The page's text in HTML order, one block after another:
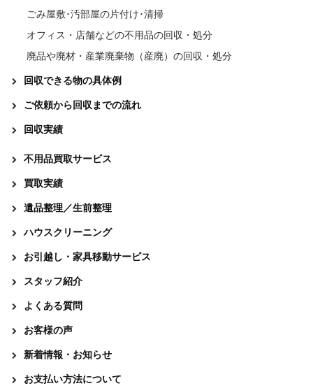
ごみ屋敷･汚部屋の片付け･清掃
オフィス・店舗などの不用品の回収・処分
廃品や廃材・産業廃棄物（産廃）の回収・処分
回収できる物の具体例
ご依頼から回収までの流れ
回収実績
不用品買取サービス
買取実績
遺品整理／生前整理
ハウスクリーニング
お引越し・家具移動サービス
スタッフ紹介
よくある質問
お客様の声
新着情報・お知らせ
お支払い方法について